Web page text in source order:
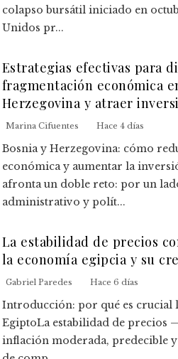
colapso bursátil iniciado en
Unidos pr...
Estrategias efectivas para
fragmentación económica
Herzegovina y atraer
Marina Cifuentes Hace 4 días
Bosnia y Herzegovina: cómo
económica y aumentar la
afronta un doble reto: por un
administrativo y polít...
La estabilidad de precios
la economía egipcia y su
Gabriel Paredes Hace 6 días
Introducción: por qué es crucial
EgiptoLa estabilidad de precios
inflación moderada, predecible